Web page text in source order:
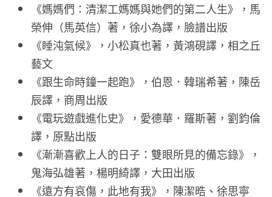
《媽媽們：清潔工媽媽與她們的第二人生》，馬
榮伸（馬英信）著，徐小為譯，臉譜出版
《睡沌氣候》，小松真也著，黃鴻硯譯，相之丘
藝文
《跟生命時鐘一起跑》，伯恩．韓瑞希著，陳岳
辰譯，商周出版
《電玩遊戲進化史》，愛德華．羅斯著，劉鈞倫
譯，原點出版
《漸漸喜歡上人的日子：雙眼所見的備忘錄》，
鬼海弘雄著，楊明綺譯，大田出版
《遠方有哀傷，此地有我》，陳潔晧、徐思寧